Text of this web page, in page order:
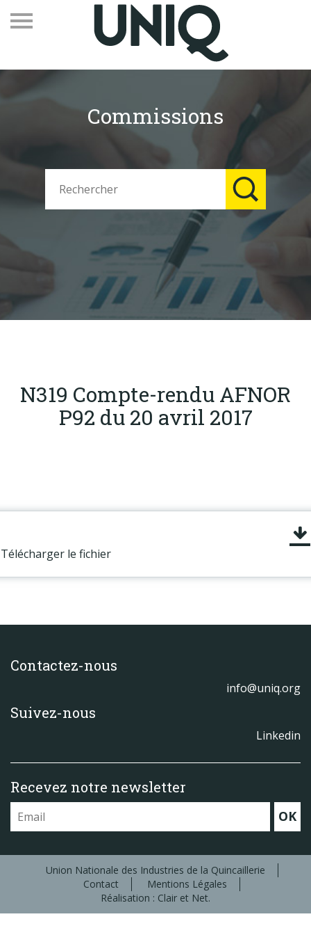
Recevez notre newsletter
Vos contacts
Espace adhérents
EN
Qui sommes-nous
Produits
Publications
Actualités
Commissions
N319 Compte-rendu AFNOR
P92 du 20 avril 2017
Télécharger le fichier
Contactez-nous
info@uniq.org
Suivez-nous
Linkedin
Recevez notre newsletter
OK
Union Nationale des Industries de la Quincaillerie
Contact
Mentions Légales
Réalisation : Clair et Net.